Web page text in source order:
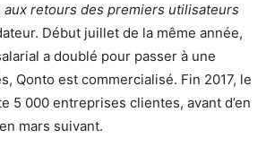
aux retours des premiers utilisateurs
Début juillet de la même année,
a doublé pour passer à une
Qonto est commercialisé. Fin 2017, le
5 000 entreprises clientes, avant d’en
mars suivant.